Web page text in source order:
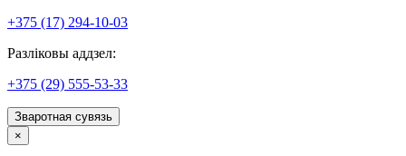
+375 (17) 294-10-03
Разліковы аддзел:
+375 (29) 555-53-33
Зваротная сувязь
×